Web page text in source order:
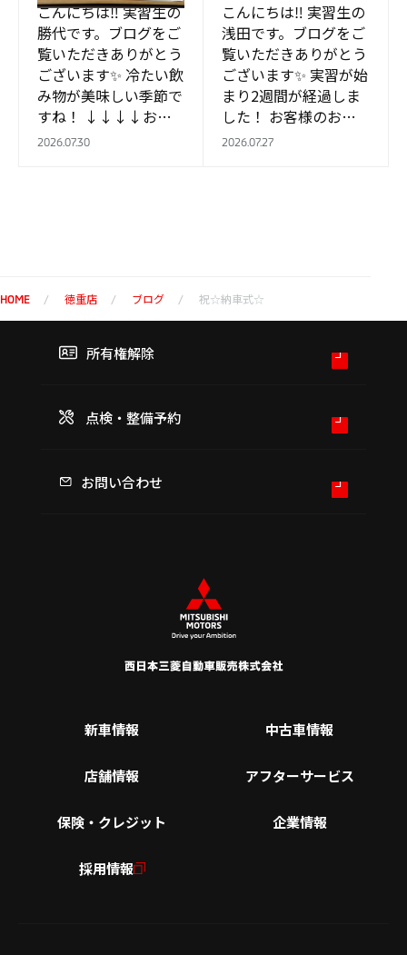
こんにちは‼ 実習生の
勝代です。ブログをご
覧いただきありがとう
ございます✨ 冷たい飲
み物が美味しい季節で
すね！ ↓↓↓↓お客
様に特に人気なアイス
2026.07.30
こんにちは‼ 実習生の
浅田です。ブログをご
覧いただきありがとう
ございます✨ 実習が始
まり2週間が経過しま
した！ お客様のお出
迎えなど、接客の基本
2026.07.27
HOME 徳重店 ブログ 祝☆納車式☆
所有権解除
点検・整備予約
お問い合わせ
新車情報 中古車情報
店舗情報 アフターサービス
保険・クレジット 企業情報
採用情報